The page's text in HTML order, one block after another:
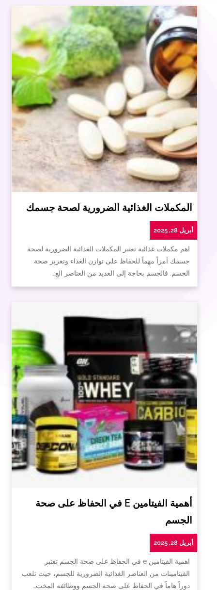
المكملات الغذائية الضرورية لصحة جسمك
أبريل 28, 2025
اهم مكملات غذائية تعتبر المكملات الغذائية الضرورية لصحة
جسمك أمراً مهماً للحفاظ على توازن الغذاء وتعزيز صحة
الجسم. فالجسم بحاجة إلى العديد من العناصر الغ…
أهمية الفيتامين E في الحفاظ على صحة
الجسم
أبريل 28, 2025
اهمية الفيتامين e في الحفاظ على صحة الجسم تعتبر
الفيتامينات من العناصر الغذائية الضرورية للجسم، حيث تلعب
دوراً هاماً في الحفاظ على صحة الجسم ووظائفه المخت…